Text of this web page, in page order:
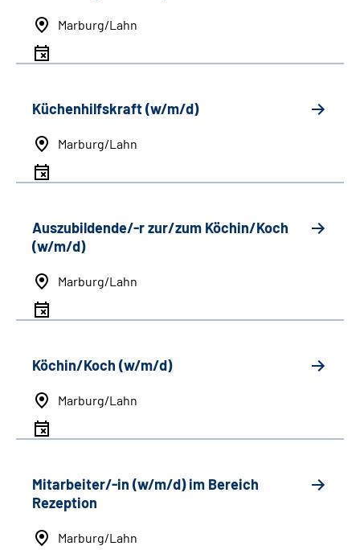
Marburg/Lahn
Küchenhilfskraft (w/m/d)
Marburg/Lahn
Auszubildende/-r zur/zum Köchin/Koch
(w/m/d)
Marburg/Lahn
Köchin/Koch (w/m/d)
Marburg/Lahn
Mitarbeiter/-in (w/m/d) im Bereich
Rezeption
Marburg/Lahn